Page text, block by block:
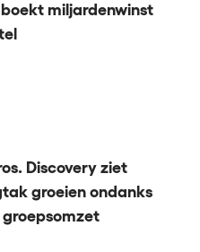
miljardenwinst
Discovery ziet
groeien ondanks